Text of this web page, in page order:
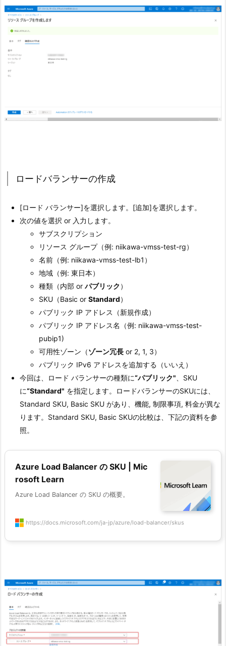
ロードバランサーの作成
[ロード バランサー]を選択します。[追加]を選択します。
次の値を選択 or 入力します。
サブスクリプション
リソース グループ（例: niikawa-vmss-test-rg）
名前（例: niikawa-vmss-test-lb1）
地域（例: 東日本）
種類（内部 orパブリック ）
SKU（Basic orStandard）
パブリック IP アドレス（新規作成）
パブリック IP アドレス名（例: niikawa-vmss-test-
pubip1)
可用性ゾーン（ゾーン冗長 or 2, 1, 3）
パブリック IPv6 アドレスを追加する（いいえ）
今回は、ロード バランサーの種類に“パブリック" 、SKU
に“Standard" を指定します。ロードバランサーのSKUには、
Standard SKU, Basic SKU があり、機能, 制限事項, 料金が異な
ります。Standard SKU, Basic SKUの比較は、下記の資料を参
照。
Azure Load Balancer の SKU | Mic
rosoft Learn
Azure Load Balancer の SKU の概要。
https://docs.microsoft.com/ja-jp/azure/load-balancer/skus